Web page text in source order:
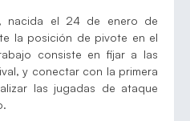
nacida el 24 de enero de
la posición de pivote en el
consiste en fijar a las
y conectar con la primera
las jugadas de ataque